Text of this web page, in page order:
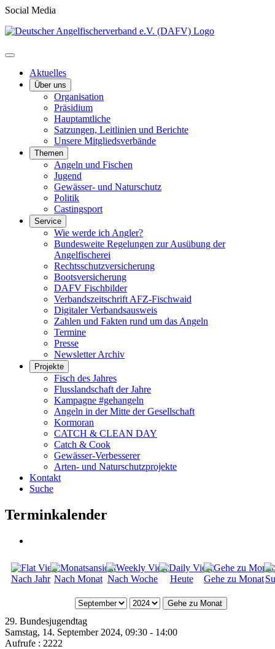
Social Media
Aktuelles
Über uns
Organisation
Präsidium
Hauptamtliche
Satzungen, Leitlinien und Berichte
Unsere Mitgliedsverbände
Themen
Angeln und Fischen
Jugend
Gewässer- und Naturschutz
Politik
Castingsport
Service
Wie werde ich Angler?
Bundesweite Regelungen zur Ausübung der
Angelfischerei
Rechtsschutzversicherung
Bootsversicherung
DAFV Fischbilder
Verbandszeitschrift AFZ-Fischwaid
Digitaler Verbandsausweis
Zahlen und Fakten rund um das Angeln
Termine
Presse
Newsletter Archiv
Projekte
Fisch des Jahres
Flusslandschaft der Jahre
Kampagne #gehangeln
Angeln in der Mitte der Gesellschaft
Kormoran
CATCH & CLEAN DAY
Catch & Cook
Gewässer-Verbesserer
Arten- und Naturschutzprojekte
Kontakt
Suche
Terminkalender
Nach Jahr Nach Monat Nach Woche Heute Gehe zu Monat
Gehe zu Monat
29. Bundesjugendtag
Samstag, 14. September 2024, 09:30 - 14:00
Aufrufe : 2222